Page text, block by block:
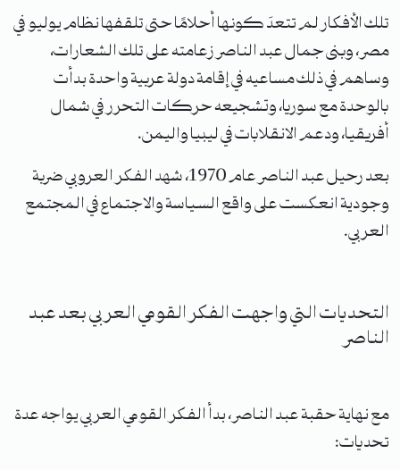
تلك الأفكار لم تتعدَ كونها أحلامًا حتى تلقفها نظام يوليو في
مصر، وبنى جمال عبد الناصر زعامته على تلك الشعارات،
وساهم في ذلك مساعيه في إقامة دولة عربية واحدة بدأت
بالوحدة مع سوريا، وتشجيعه حركات التحرر في شمال
أفريقيا، ودعم الانقلابات في ليبيا واليمن.
بعد رحيل عبد الناصر عام 1970، شهد الفكر العروبي ضربة
وجودية انعكست على واقع السياسة والاجتماع في المجتمع
العربي.
التحديات التي واجهت الفكر القومي العربي بعد عبد
الناصر
مع نهاية حقبة عبد الناصر، بدأ الفكر القومي العربي يواجه عدة
تحديات: